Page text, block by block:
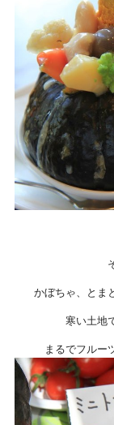
かぼちゃ、とま
寒い土地
まるでフルー